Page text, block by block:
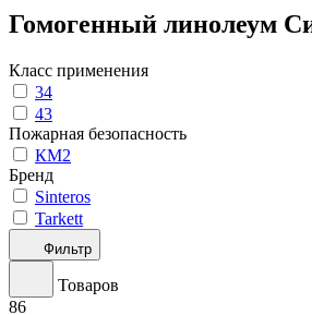
Гомогенный линолеум
Класс применения
34
43
Пожарная безопасность
КМ2
Бренд
Sinteros
Tarkett
Фильтр
Товаров
86